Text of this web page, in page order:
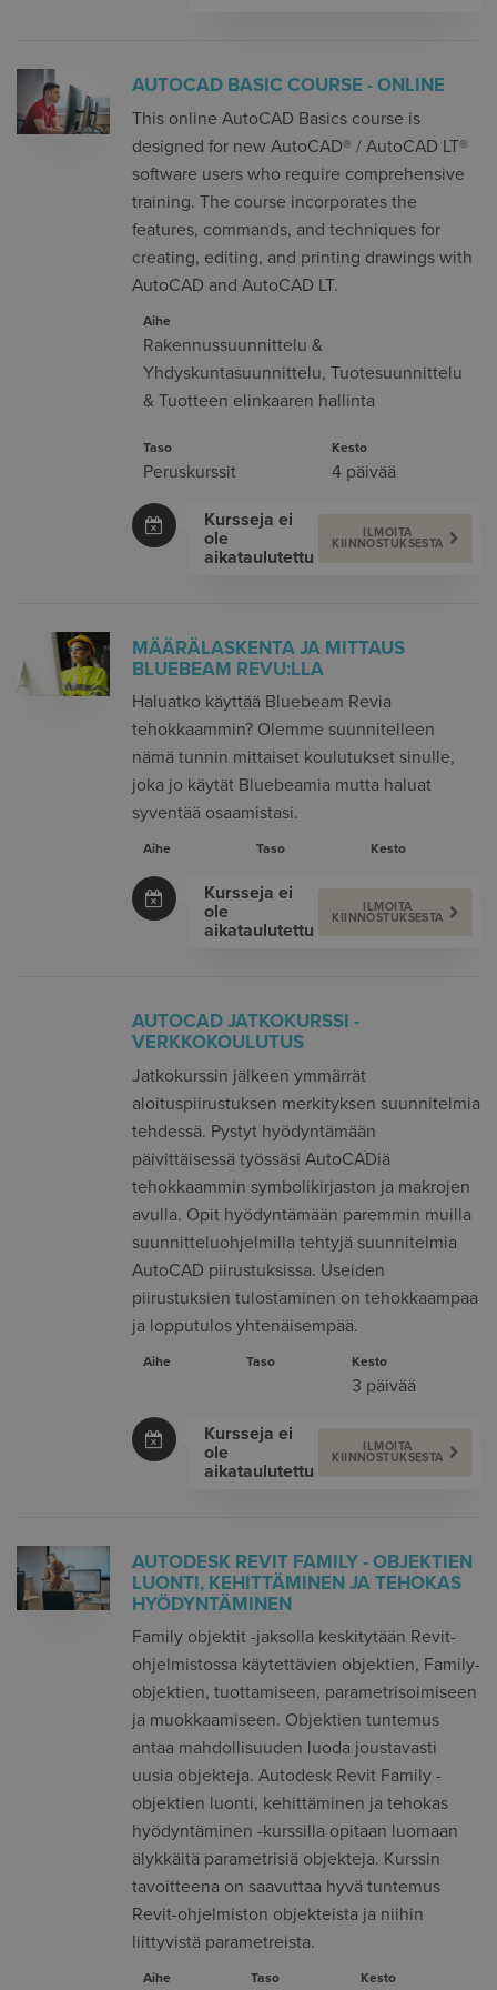
AUTOCAD BASIC COURSE - ONLINE
This online AutoCAD Basics course is
designed for new AutoCAD® / AutoCAD LT®
software users who require comprehensive
training. The course incorporates the
features, commands, and techniques for
creating, editing, and printing drawings with
AutoCAD and AutoCAD LT.
Aihe
Rakennussuunnittelu &
Yhdyskuntasuunnittelu, Tuotesuunnittelu
& Tuotteen elinkaaren hallinta
Taso
Peruskurssit
Kesto
4 päivää
Kursseja ei
ole
aikataulutettu
ILMOITA
KIINNOSTUKSESTA
MÄÄRÄLASKENTA JA MITTAUS
BLUEBEAM REVU:LLA
Haluatko käyttää Bluebeam Revia
tehokkaammin? Olemme suunnitelleen
nämä tunnin mittaiset koulutukset sinulle,
joka jo käytät Bluebeamia mutta haluat
syventää osaamistasi.
Aihe Taso Kesto
Kursseja ei
ole
aikataulutettu
ILMOITA
KIINNOSTUKSESTA
AUTOCAD JATKOKURSSI -
VERKKOKOULUTUS
Jatkokurssin jälkeen ymmärrät
aloituspiirustuksen merkityksen suunnitelmia
tehdessä. Pystyt hyödyntämään
päivittäisessä työssäsi AutoCADiä
tehokkaammin symbolikirjaston ja makrojen
avulla. Opit hyödyntämään paremmin muilla
suunnitteluohjelmilla tehtyjä suunnitelmia
AutoCAD piirustuksissa. Useiden
piirustuksien tulostaminen on tehokkaampaa
ja lopputulos yhtenäisempää.
Aihe Taso Kesto
3 päivää
Kursseja ei
ole
aikataulutettu
ILMOITA
KIINNOSTUKSESTA
AUTODESK REVIT FAMILY - OBJEKTIEN
LUONTI, KEHITTÄMINEN JA TEHOKAS
HYÖDYNTÄMINEN
Family objektit -jaksolla keskitytään Revit-
ohjelmistossa käytettävien objektien, Family-
objektien, tuottamiseen, parametrisoimiseen
ja muokkaamiseen. Objektien tuntemus
antaa mahdollisuuden luoda joustavasti
uusia objekteja. Autodesk Revit Family -
objektien luonti, kehittäminen ja tehokas
hyödyntäminen -kurssilla opitaan luomaan
älykkäitä parametrisiä objekteja. Kurssin
tavoitteena on saavuttaa hyvä tuntemus
Revit-ohjelmiston objekteista ja niihin
liittyvistä parametreista.
Aihe Taso Kesto